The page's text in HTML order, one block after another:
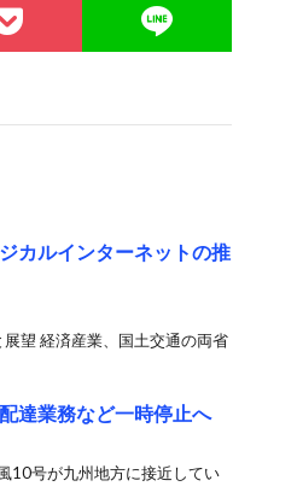
カルインターネットの推
望 経済産業、国土交通の両省
達業務など一時停止へ
10号が九州地方に接近してい